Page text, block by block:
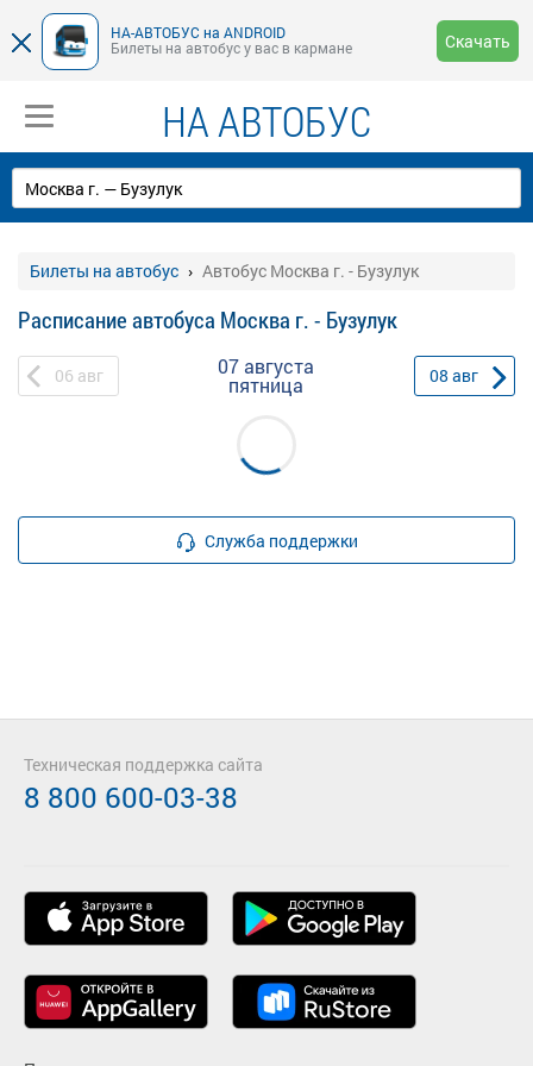
НА-АВТОБУС на ANDROID
Билеты на автобус у вас в кармане
Скачать
НА АВТОБУС
Билеты на автобус Автобус Москва г. - Бузулук
Расписание автобуса Москва г. - Бузулук
06 авг 07 августа
пятница 08 авг
Служба поддержки
Техническая поддержка сайта
8 800 600-03-38